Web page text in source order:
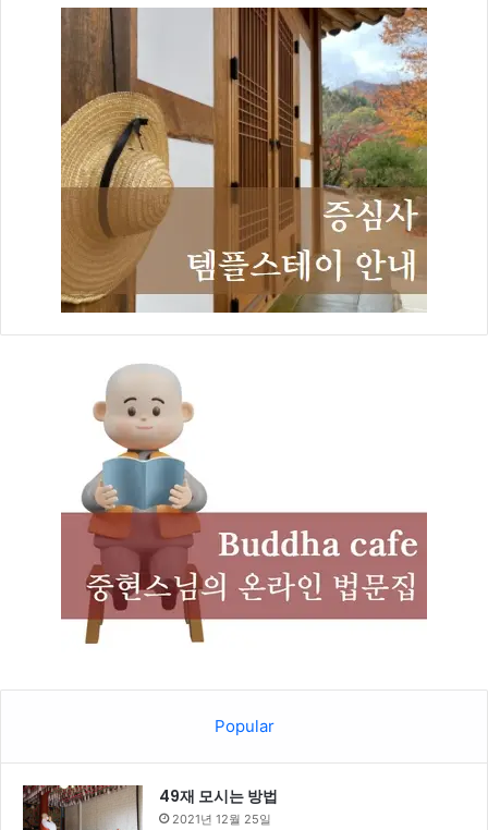
Popular
49재 모시는 방법
2021년 12월 25일